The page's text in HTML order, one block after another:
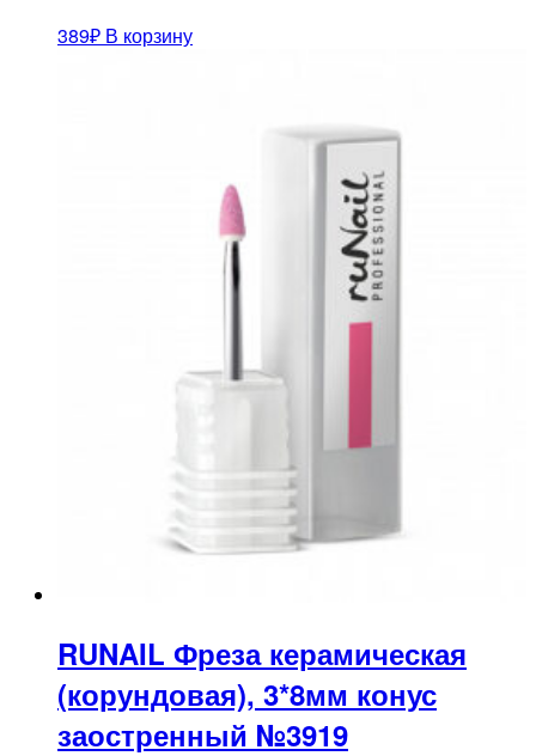
389₽ В корзину
RUNAIL Фреза керамическая
(корундовая), 3*8мм конус
заостренный №3919